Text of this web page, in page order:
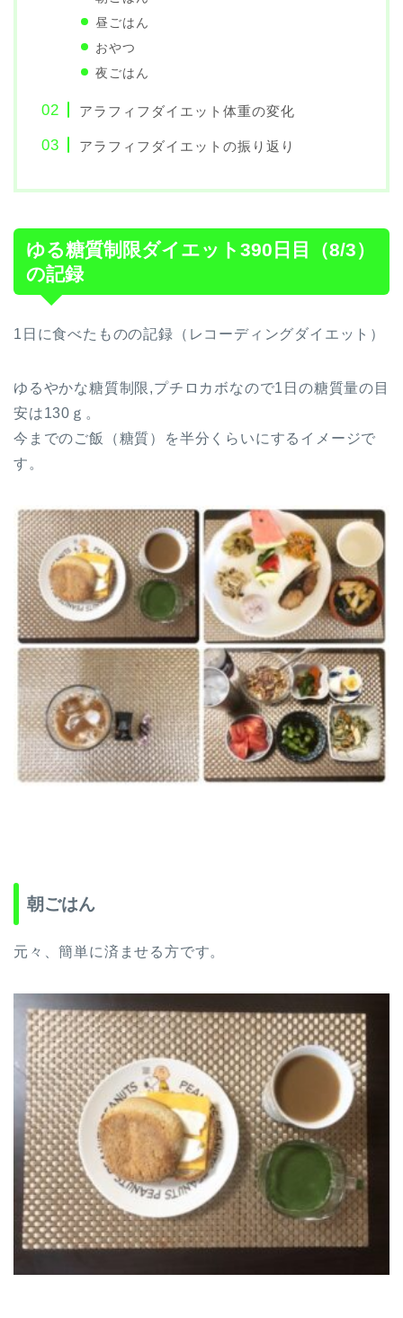
昼ごはん
おやつ
夜ごはん
アラフィフダイエット体重の変化
アラフィフダイエットの振り返り
ゆる糖質制限ダイエット390日目（8/3）
の記録
1日に食べたものの記録（レコーディングダイエット）
ゆるやかな糖質制限,プチロカボなので1日の糖質量の目
安は130ｇ。
今までのご飯（糖質）を半分くらいにするイメージで
す。
朝ごはん
元々、簡単に済ませる方です。